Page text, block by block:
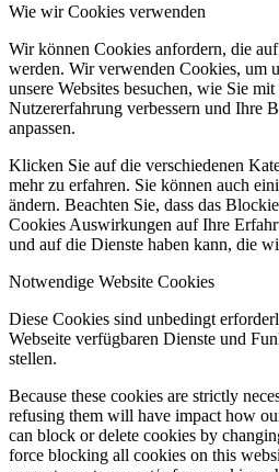
Wie wir Cookies verwenden
Wir können Cookies anfordern, die
werden. Wir verwenden Cookies, um
unsere Websites besuchen, wie Sie
Nutzererfahrung verbessern und Ihre
anpassen.
Klicken Sie auf die verschiedenen
mehr zu erfahren. Sie können auch
ändern. Beachten Sie, dass das
Cookies Auswirkungen auf Ihre
und auf die Dienste haben kann, die
Notwendige Website Cookies
Diese Cookies sind unbedingt
Webseite verfügbaren Dienste und
stellen.
Because these cookies are strictly
refusing them will have impact how
can block or delete cookies by
force blocking all cookies on this